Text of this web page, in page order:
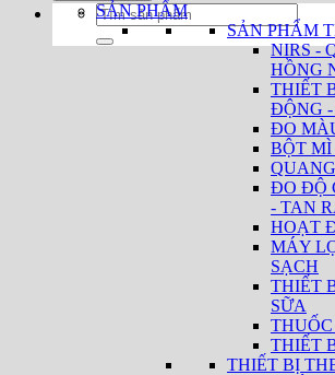
Tìm
kiếm:
SẢN PHẨM
SẢN PHẨM
NIRS -
HỒNG
THIẾT
ĐỘNG -
ĐO
BỘT MÌ
ĐO ĐỘ
- TAN
HOẠT
MÁY
SẠCH
THIẾT
SỮA
THIẾT
THIẾT BỊ